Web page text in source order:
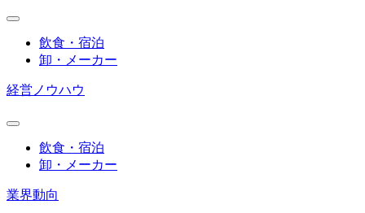
飲食・宿泊
卸・メーカー
経営ノウハウ
飲食・宿泊
卸・メーカー
業界動向